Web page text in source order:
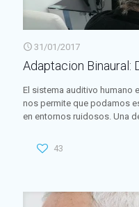
31/01/2017
Adaptacion Binaural:
El sistema auditivo humano
nos permite que podamos
en entornos ruidosos. Una
43